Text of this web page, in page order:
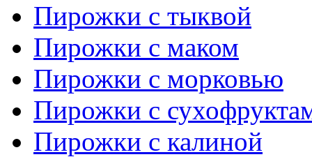
Пирожки с тыквой
Пирожки с маком
Пирожки с морковью
Пирожки с
Пирожки с калиной